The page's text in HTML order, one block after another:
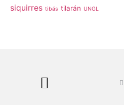
siquirres tibás tilarán UNGL